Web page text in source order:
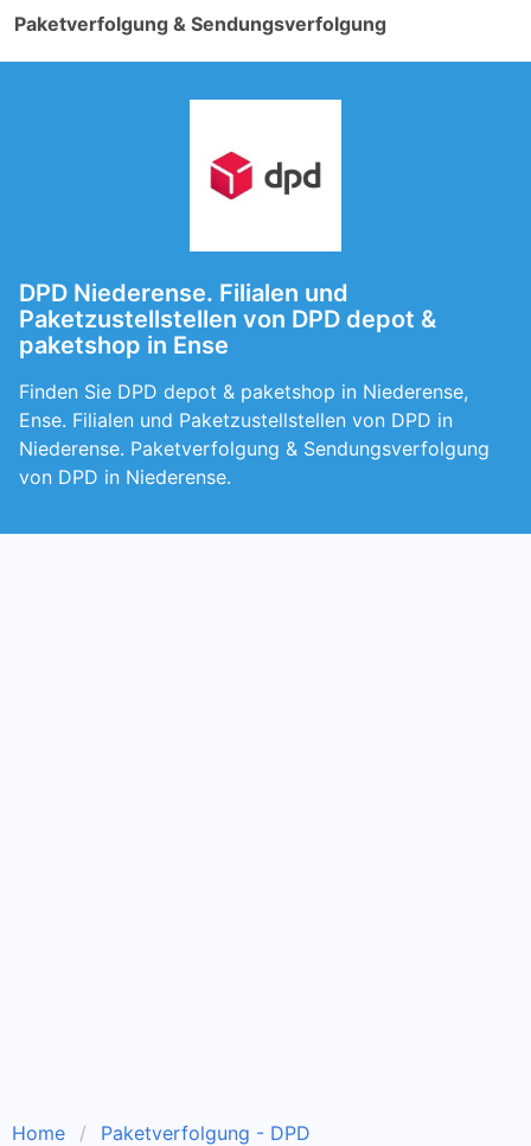
Paketverfolgung & Sendungsverfolgung
DPD Niederense. Filialen und
Paketzustellstellen von DPD depot &
paketshop in Ense
Finden Sie DPD depot & paketshop in Niederense,
Ense. Filialen und Paketzustellstellen von DPD in
Niederense. Paketverfolgung & Sendungsverfolgung
von DPD in Niederense.
Home
Paketverfolgung - DPD